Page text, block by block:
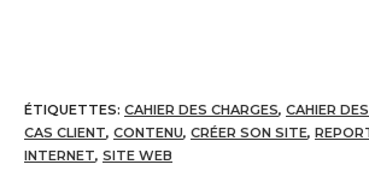
ÉTIQUETTES: CAHIER DES CHARGES, CAHIER
CAS CLIENT, CONTENU, CRÉER SON SITE,
INTERNET, SITE WEB